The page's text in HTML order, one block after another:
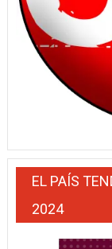
EL PAÍS
2024